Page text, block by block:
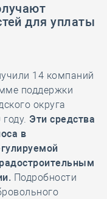
для уплаты
14 компаний
поддержки
округа
Эти средства
в
Подробности